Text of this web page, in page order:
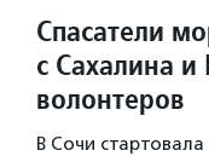
Спасатели
с Сахалина и
волонтеров
В Сочи